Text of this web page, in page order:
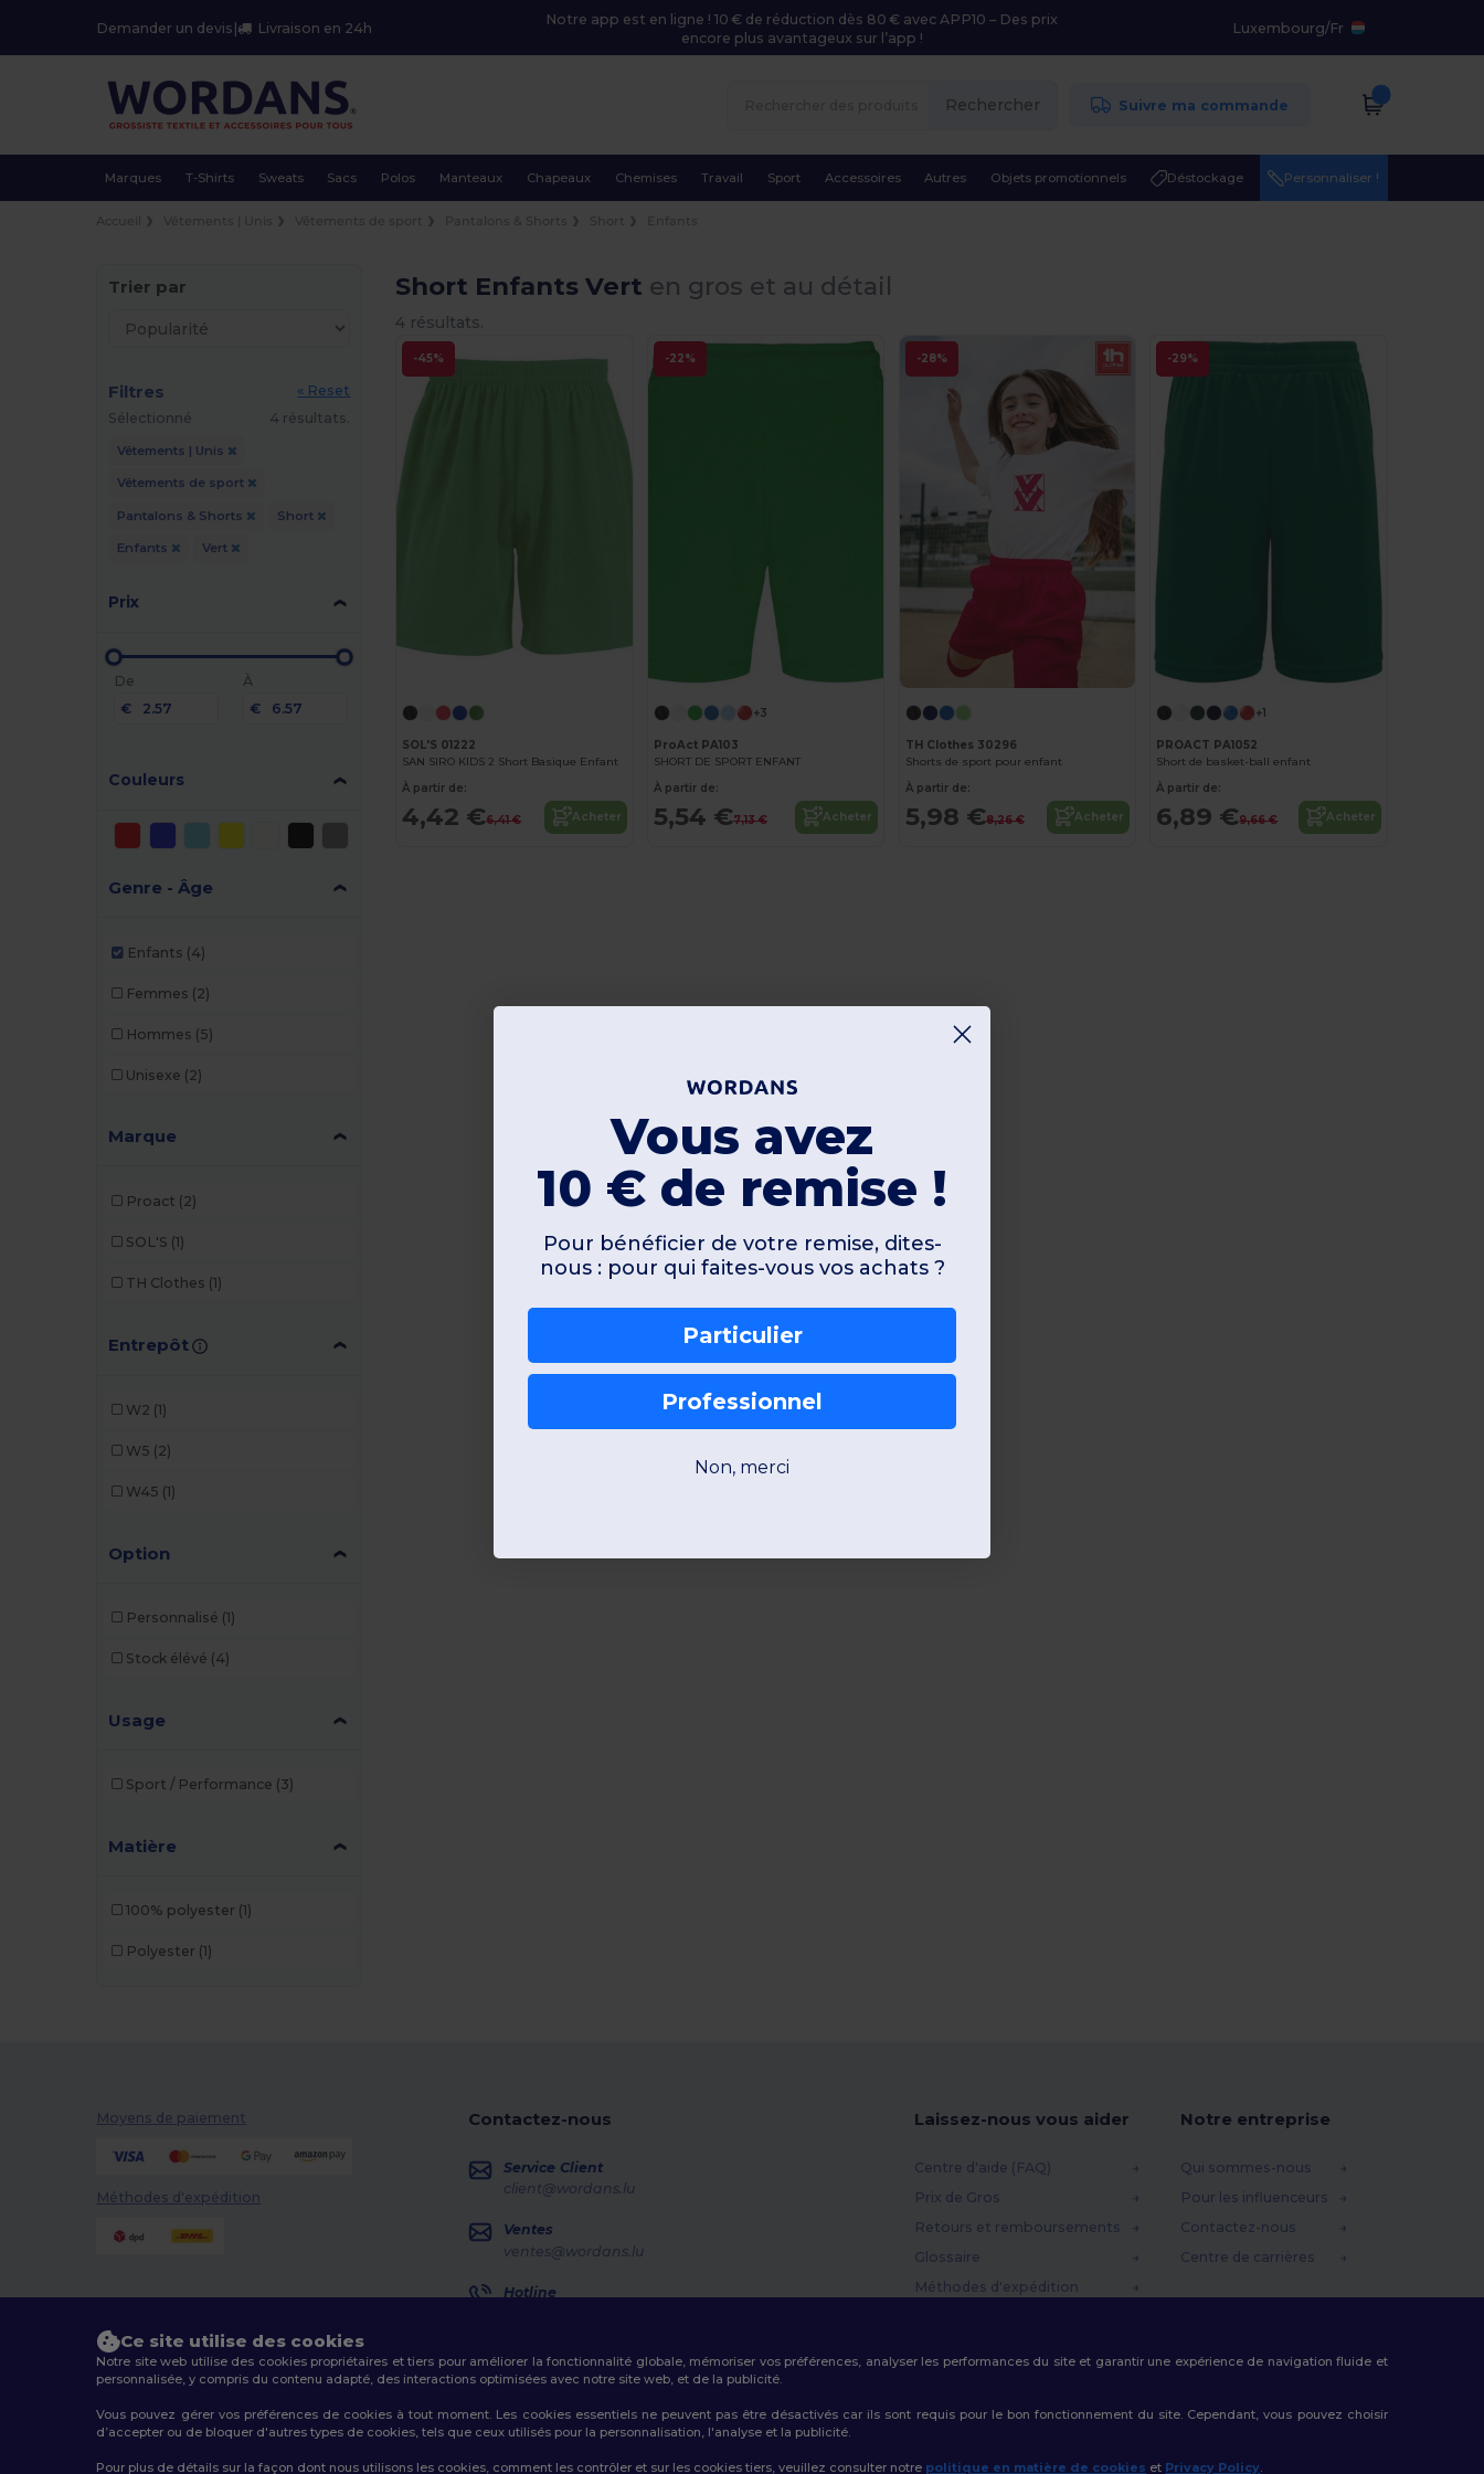
Demander un devis | Livraison en 24h
Notre app est en ligne ! 10 € de réduction dès 80 € avec APP10 – Des prix
encore plus avantageux sur l’app !
Luxembourg/Fr
Rechercher Suivre ma commande
Marques T-Shirts Sweats Sacs Polos Manteaux Chapeaux Chemises Travail Sport Accessoires Autres Objets promotionnels Déstockage Personnaliser !
Trier par
Filtres
« Reset
Sélectionné
4 résultats.
Vêtements | Unis
Vêtements de sport
Pantalons & Shorts Short
Enfants Vert
Prix
De
€
À
€
Couleurs
Genre - Âge
Enfants (4)
Femmes (2)
Hommes (5)
Unisexe (2)
Marque
Proact (2)
SOL'S (1)
TH Clothes (1)
Entrepôt
W2 (1)
W5 (2)
W45 (1)
Option
Personnalisé (1)
Stock élévé (4)
Usage
Sport / Performance (3)
Matière
100% polyester (1)
Polyester (1)
Short Enfants Vert en gros et au détail
4 résultats.
-45%
SOL'S 01222
SAN SIRO KIDS 2 Short Basique Enfant
À partir de:
4,42 €6,41 € Acheter
-22%
+3
ProAct PA103
SHORT DE SPORT ENFANT
À partir de:
5,54 €7,13 € Acheter
-28%
TH Clothes 30296
Shorts de sport pour enfant
À partir de:
5,98 €8,26 € Acheter
-29%
+1
PROACT PA1052
Short de basket-ball enfant
À partir de:
6,89 €9,66 € Acheter
Moyens de paiement
Méthodes d'expédition
Contactez-nous
Service Client
client@wordans.lu
Ventes
ventes@wordans.lu
Hotline
Suivi de commande
Laissez-nous vous aider
Centre d'aide (FAQ)
Prix de Gros
Retours et remboursements
Glossaire
Méthodes d'expédition
Notre entreprise
Qui sommes-nous
Pour les influenceurs
Contactez-nous
Centre de carrières
2026. Tous droits réservés
Ce site utilise des cookies
Notre site web utilise des cookies propriétaires et tiers pour améliorer la fonctionnalité globale, mémoriser vos préférences, analyser les performances du site et garantir une expérience de navigation fluide et
personnalisée, y compris du contenu adapté, des interactions optimisées avec notre site web, et de la publicité.
Vous pouvez gérer vos préférences de cookies à tout moment. Les cookies essentiels ne peuvent pas être désactivés car ils sont requis pour le bon fonctionnement du site. Cependant, vous pouvez choisir
d’accepter ou de bloquer d'autres types de cookies, tels que ceux utilisés pour la personnalisation, l'analyse et la publicité.
Pour plus de détails sur la façon dont nous utilisons les cookies, comment les contrôler et sur les cookies tiers, veuillez consulter notre politique en matière de cookies et Privacy Policy.
Vous avez
10 € de remise !
Pour bénéficier de votre remise, dites-
nous : pour qui faites-vous vos achats ?
Particulier
Professionnel
Non, merci